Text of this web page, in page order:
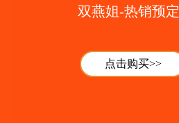
双燕姐-热销预定
点击购买>>